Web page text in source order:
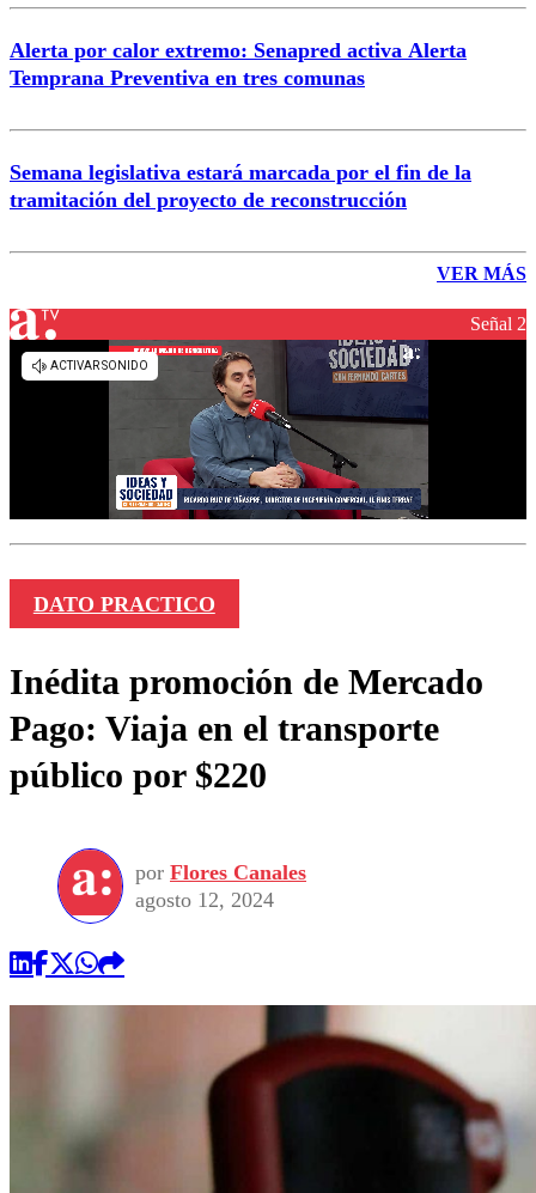
Alerta por calor extremo: Senapred activa Alerta
Temprana Preventiva en tres comunas
Semana legislativa estará marcada por el fin de la
tramitación del proyecto de reconstrucción
VER MÁS
Señal 2
DATO PRACTICO
Inédita promoción de Mercado
Pago: Viaja en el transporte
público por $220
por Flores Canales
agosto 12, 2024